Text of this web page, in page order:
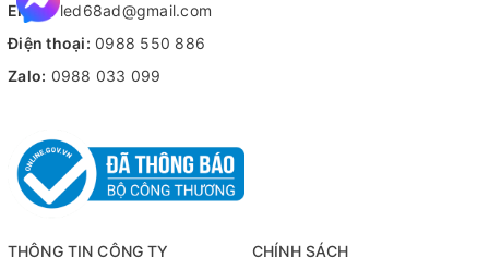
THÔNG TIN CÔNG TY CHÍNH SÁCH
Email: led68ad@gmail.com
Điện thoại: 0988 550 886
Zalo: 0988 033 099